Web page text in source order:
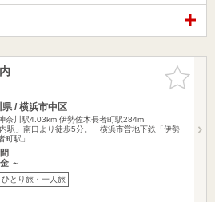
お気に入
りに追加
県 / 横浜市中区
奈川駅4.03km 伊勢佐木長者町駅284m
駅」南口より徒歩5分。 横浜市営地下鉄「伊勢
町駅」…
～
ひとり旅・一人旅